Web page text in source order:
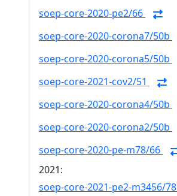
soep-core-2020-pe2/66
soep-core-2020-corona7/50b
soep-core-2020-corona5/50b
soep-core-2021-cov2/51
soep-core-2020-corona4/50b
soep-core-2020-corona2/50b
soep-core-2020-pe-m78/66
2021:
soep-core-2021-pe2-m3456/78